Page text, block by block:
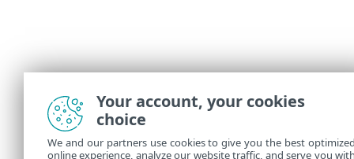
Your account, your cookies
choice
We and our partners use cookies to give you the best
online experience, analyze our website traffic, and serve you